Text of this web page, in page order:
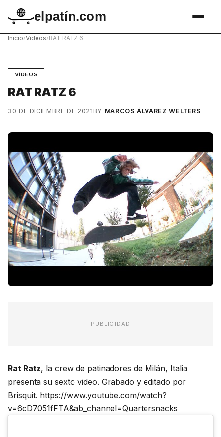
elpatín.com
Inicio›Vídeos›RAT RATZ 6
VÍDEOS
RAT RATZ 6
30 DE DICIEMBRE DE 2021BY MARCOS ÁLVAREZ WELTERS
PUBLICIDAD
Rat Ratz, la crew de patinadores de Milán, Italia
presenta su sexto video. Grabado y editado por
Brisquit. https://www.youtube.com/watch?
v=6cD7051fFTA&ab_channel=Quartersnacks